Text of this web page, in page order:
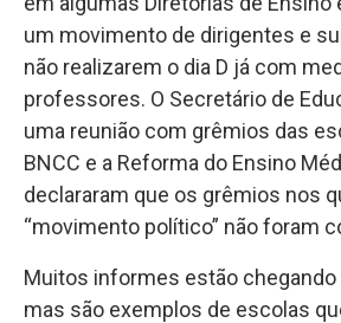
um movimento de dirigentes e
não realizarem o dia D já com
professores. O Secretário de
uma reunião com grêmios das
BNCC e a Reforma do Ensino
declararam que os grêmios nos
“movimento político” não foram
Muitos informes estão
mas são exemplos de escolas